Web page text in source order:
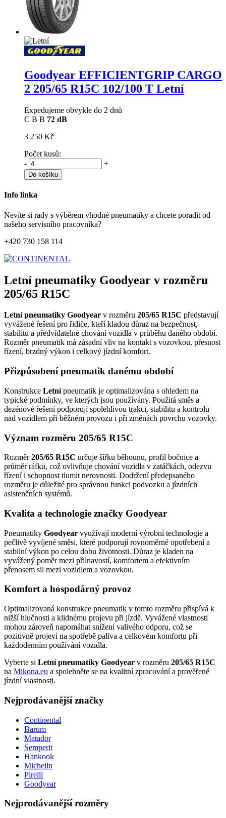
Goodyear EFFICIENTGRIP CARGO
2 205/65 R15C 102/100 T Letní
Expedujeme obvykle do 2 dnů
C B B 72 dB
3 250 Kč
Počet kusů:
-
+
Do košíku
Info linka
Nevíte si rady s výběrem vhodné pneumatiky a chcete poradit od
našeho servisního pracovníka?
+420 730 158 114
Letní pneumatiky Goodyear v rozměru
205/65 R15C
Letní pneumatiky Goodyear v rozměru 205/65 R15C představují
vyvážené řešení pro řidiče, kteří kladou důraz na bezpečnost,
stabilitu a předvídatelné chování vozidla v průběhu daného období.
Rozměr pneumatik má zásadní vliv na kontakt s vozovkou, přesnost
řízení, brzdný výkon i celkový jízdní komfort.
Přizpůsobení pneumatik danému období
Konstrukce Letnípneumatik je optimalizována s ohledem na
typické podmínky, ve kterých jsou používány. Použitá směs a
dezénové řešení podporují spolehlivou trakci, stabilitu a kontrolu
nad vozidlem při běžném provozu i při změnách povrchu vozovky.
Význam rozměru 205/65 R15C
Rozměr205/65 R15C určuje šířku běhounu, profil bočnice a
průměr ráfku, což ovlivňuje chování vozidla v zatáčkách, odezvu
řízení i schopnost tlumit nerovnosti. Dodržení předepsaného
rozměru je důležité pro správnou funkci podvozku a jízdních
asistenčních systémů.
Kvalita a technologie značky Goodyear
Pneumatiky Goodyear využívají moderní výrobní technologie a
pečlivě vyvíjené směsi, které podporují rovnoměrné opotřebení a
stabilní výkon po celou dobu životnosti. Důraz je kladen na
vyvážený poměr mezi přilnavostí, komfortem a efektivním
přenosem sil mezi vozidlem a vozovkou.
Komfort a hospodárný provoz
Optimalizovaná konstrukce pneumatik v tomto rozměru přispívá k
nižší hlučnosti a klidnému projevu při jízdě. Vyvážené vlastnosti
mohou zároveň napomáhat snížení valivého odporu, což se
pozitivně projeví na spotřebě paliva a celkovém komfortu při
každodenním používání vozidla.
Vyberte si Letní pneumatiky Goodyear v rozměru 205/65 R15C
na Mikona.eu a spolehněte se na kvalitní zpracování a prověřené
jízdní vlastnosti.
Nejprodávanější značky
Continental
Barum
Matador
Semperit
Hankook
Michelin
Pirelli
Goodyear
Nejprodávanější rozměry